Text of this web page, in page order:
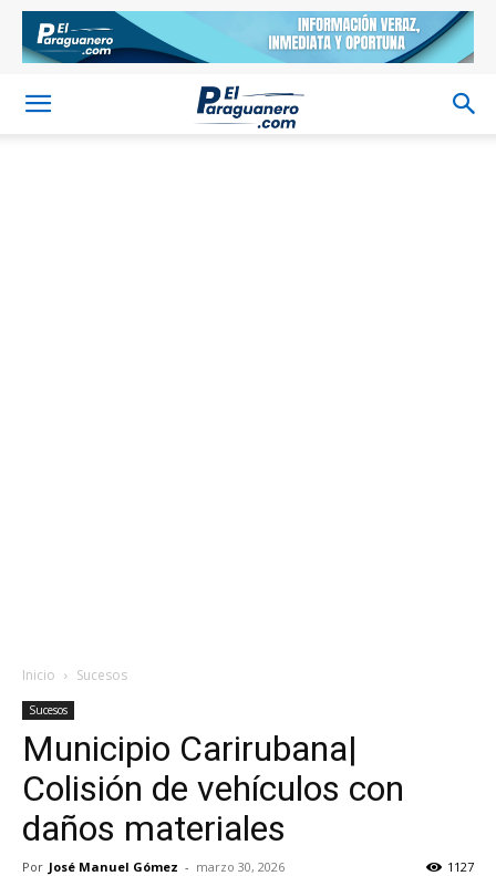
Inicio Sucesos
Sucesos
Municipio Carirubana|
Colisión de vehículos con
daños materiales
Por José Manuel Gómez - marzo 30, 2026 1127